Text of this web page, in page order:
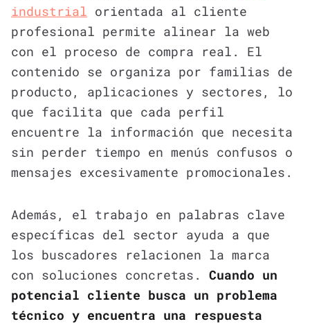
industrial orientada al cliente
profesional permite alinear la web
con el proceso de compra real. El
contenido se organiza por familias de
producto, aplicaciones y sectores, lo
que facilita que cada perfil
encuentre la información que necesita
sin perder tiempo en menús confusos o
mensajes excesivamente promocionales.
Además, el trabajo en palabras clave
específicas del sector ayuda a que
los buscadores relacionen la marca
con soluciones concretas. Cuando un
potencial cliente busca un problema
técnico y encuentra una respuesta